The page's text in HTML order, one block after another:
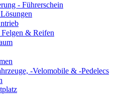
- Führerschein
& Reifen
-Velomobile & -Pedelecs